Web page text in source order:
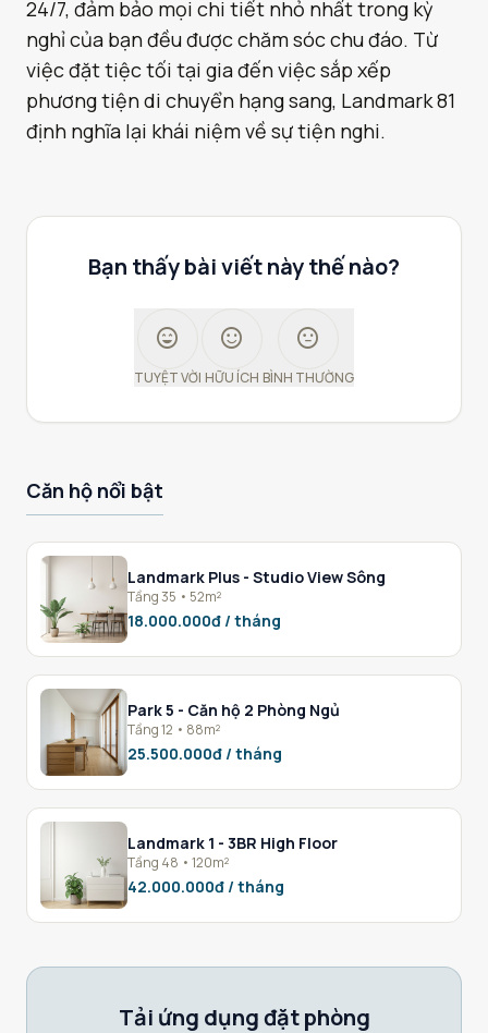
24/7, đảm bảo mọi chi tiết nhỏ nhất trong kỳ
nghỉ của bạn đều được chăm sóc chu đáo. Từ
việc đặt tiệc tối tại gia đến việc sắp xếp
phương tiện di chuyển hạng sang, Landmark 81
định nghĩa lại khái niệm về sự tiện nghi.
Bạn thấy bài viết này thế nào?
sentiment_very_satisfied
TUYỆT VỜI
sentiment_satisfied
HỮU ÍCH
sentiment_neutral
BÌNH THƯỜNG
Căn hộ nổi bật
Landmark Plus - Studio View Sông
Tầng 35 • 52m²
18.000.000đ / tháng
Park 5 - Căn hộ 2 Phòng Ngủ
Tầng 12 • 88m²
25.500.000đ / tháng
Landmark 1 - 3BR High Floor
Tầng 48 • 120m²
42.000.000đ / tháng
Tải ứng dụng đặt phòng